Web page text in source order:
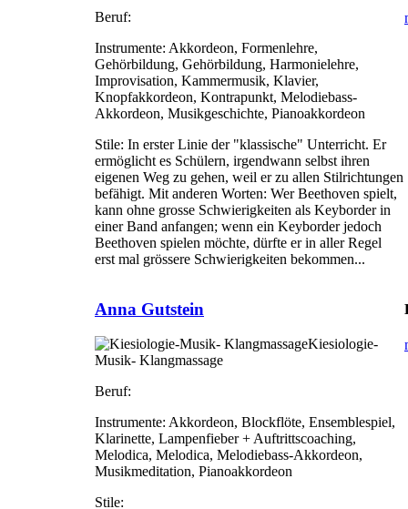
Beruf:
Instrumente: Akkordeon, Formenlehre,
Gehörbildung, Gehörbildung, Harmonielehre,
Improvisation, Kammermusik, Klavier,
Knopfakkordeon, Kontrapunkt, Melodiebass-
Akkordeon, Musikgeschichte, Pianoakkordeon
Stile: In erster Linie der "klassische" Unterricht. Er
ermöglicht es Schülern, irgendwann selbst ihren
eigenen Weg zu gehen, weil er zu allen Stilrichtungen
befähigt. Mit anderen Worten: Wer Beethoven spielt,
kann ohne grosse Schwierigkeiten als Keyborder in
einer Band anfangen; wenn ein Keyborder jedoch
Beethoven spielen möchte, dürfte er in aller Regel
erst mal grössere Schwierigkeiten bekommen...
Anna Gutstein
Kiesiologie-
Musik- Klangmassage
Beruf:
Instrumente: Akkordeon, Blockflöte, Ensemblespiel,
Klarinette, Lampenfieber + Auftrittscoaching,
Melodica, Melodica, Melodiebass-Akkordeon,
Musikmeditation, Pianoakkordeon
Stile: